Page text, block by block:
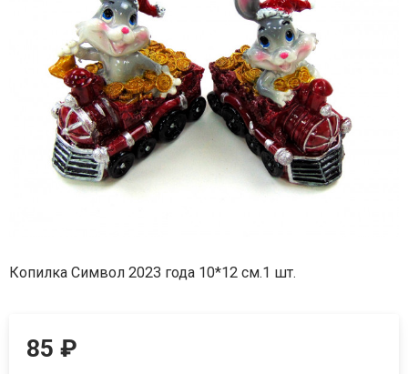
Копилка Символ 2023 года 10*12 см.1 шт.
85₽